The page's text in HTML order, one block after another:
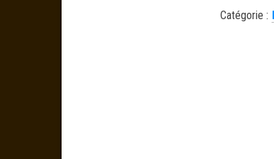
Catégorie :